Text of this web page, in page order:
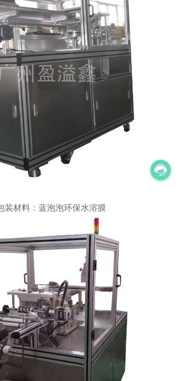
装材料：蓝泡泡环保水溶膜